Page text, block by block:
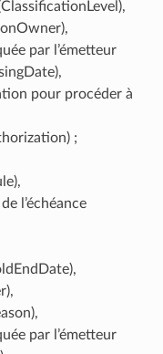
par l’émetteur
pour procéder à
;
l’échéance
par l’émetteur